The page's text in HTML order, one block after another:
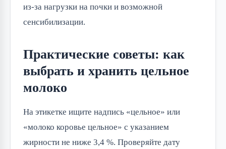
из-за нагрузки на почки и возможной
сенсибилизации.
Практические советы: как
выбрать и хранить цельное
молоко
На этикетке ищите надпись «цельное» или
«молоко коровье цельное» с указанием
жирности не ниже 3,4 %. Проверяйте дату